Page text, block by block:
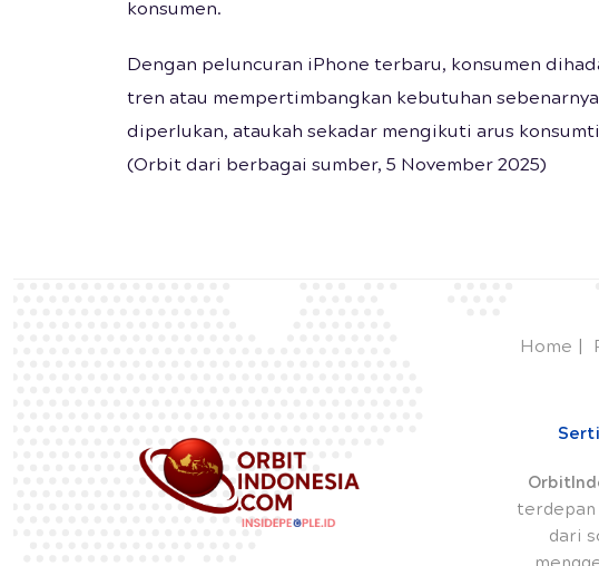
konsumen.
Dengan peluncuran iPhone terbaru, konsumen
tren atau mempertimbangkan kebutuhan
diperlukan, ataukah sekadar mengikuti arus
(Orbit dari berbagai sumber, 5 November 2025)
Home
terdepan
dari